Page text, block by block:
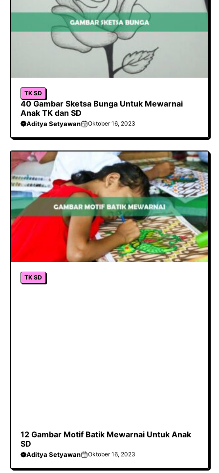
TK SD
40 Gambar Sketsa Bunga Untuk Mewarnai
Anak TK dan SD
Aditya Setyawan Oktober 16, 2023
TK SD
12 Gambar Motif Batik Mewarnai Untuk Anak
SD
Aditya Setyawan Oktober 16, 2023